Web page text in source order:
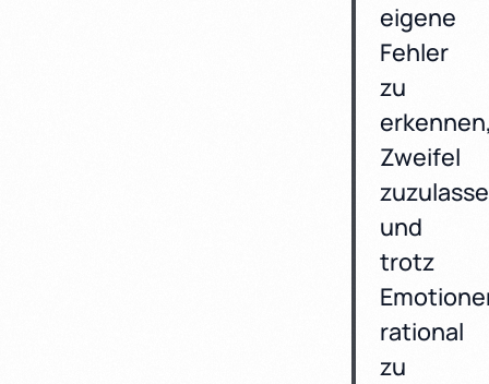
eigene
Fehler
zu
Zweifel
und
trotz
rational
zu